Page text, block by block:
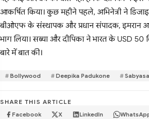
आकर्षित किया। कुछ महीने पहले, अभिनेत्री ने
बीओएफ के संस्थापक और प्रधान संपादक, इमरान
भाग लिया। सब्या और दीपिका ने भारत के USD 50
बारे में बात की।
Bollywood Deepika Padukone
SHARE THIS ARTICLE
Facebook X LinkedIn